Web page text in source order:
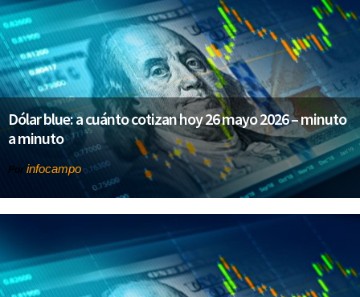
Dólar blue: a cuánto cotizan hoy 26 mayo 2026 – minuto
a minuto
Por infocampo